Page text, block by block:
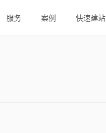
服务 案例 快速建站